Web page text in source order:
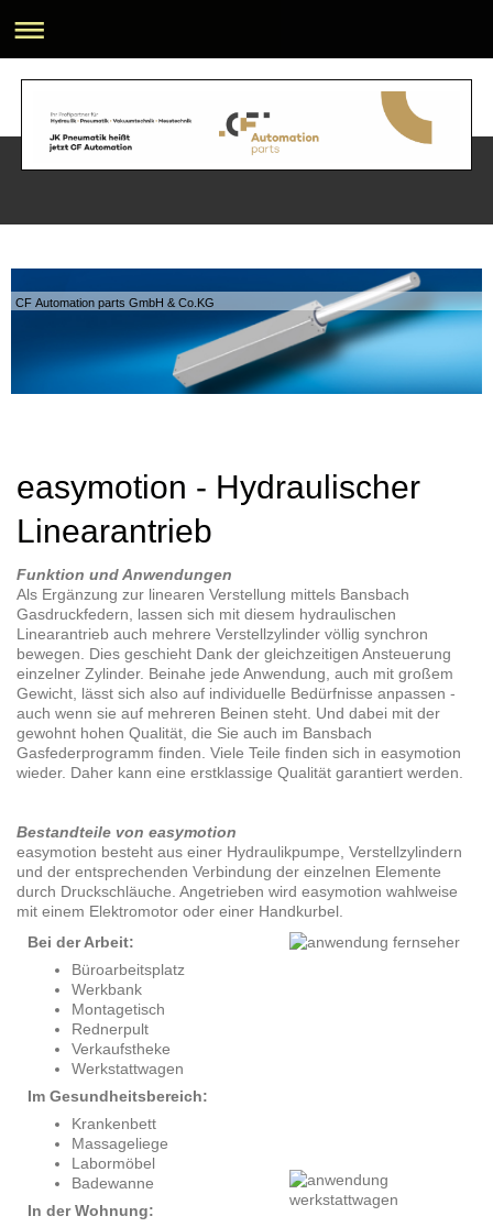
CF Automation parts GmbH & Co.KG
easymotion - Hydraulischer
Linearantrieb
Funktion und Anwendungen
Als Ergänzung zur linearen Verstellung mittels Bansbach
Gasdruckfedern, lassen sich mit diesem hydraulischen
Linearantrieb auch mehrere Verstellzylinder völlig synchron
bewegen. Dies geschieht Dank der gleichzeitigen Ansteuerung
einzelner Zylinder. Beinahe jede Anwendung, auch mit großem
Gewicht, lässt sich also auf individuelle Bedürfnisse anpassen -
auch wenn sie auf mehreren Beinen steht. Und dabei mit der
gewohnt hohen Qualität, die Sie auch im Bansbach
Gasfederprogramm finden. Viele Teile finden sich in easymotion
wieder. Daher kann eine erstklassige Qualität garantiert werden.
Bestandteile von easymotion
easymotion besteht aus einer Hydraulikpumpe, Verstellzylindern
und der entsprechenden Verbindung der einzelnen Elemente
durch Druckschläuche. Angetrieben wird easymotion wahlweise
mit einem Elektromotor oder einer Handkurbel.
Bei der Arbeit:
Büroarbeitsplatz
Werkbank
Montagetisch
Rednerpult
Verkaufstheke
Werkstattwagen
Im Gesundheitsbereich:
Krankenbett
Massageliege
Labormöbel
Badewanne
In der Wohnung: